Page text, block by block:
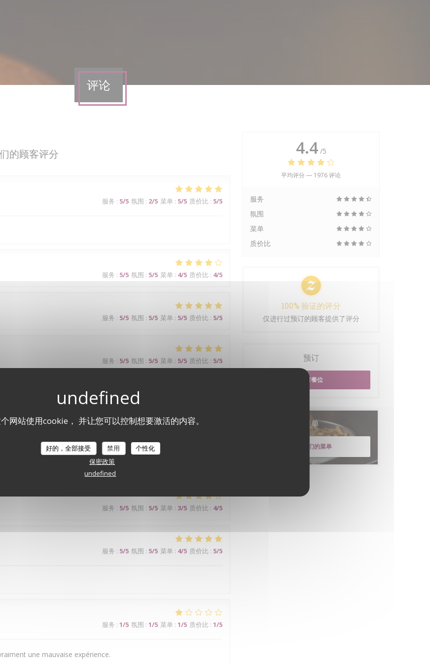
网站使用cookie， 并让您可以控制想要激活的内容。
好的，全部接受 禁用
个性化
保密政策
undefined
评论
的顾客评分
服务 : 5/5 氛围 : 2/5 菜单 : 5/5 质价比 : 5/5
服务 : 5/5 氛围 : 5/5 菜单 : 4/5 质价比 : 4/5
服务 : 5/5 氛围 : 5/5 菜单 : 5/5 质价比 : 5/5
服务 : 5/5 氛围 : 5/5 菜单 : 5/5 质价比 : 5/5
Je recommande
服务 : 5/5 氛围 : 5/5 菜单 : 3/5 质价比 : 4/5
服务 : 5/5 氛围 : 5/5 菜单 : 4/5 质价比 : 5/5
服务 : 1/5 氛围 : 1/5 菜单 : 1/5 质价比 : 1/5
une mauvaise expérience.
4.4 /5
平均评分 — 1976 评论
服务
氛围
菜单
质价比
100% 验证的评分
仅进行过预订的顾客提供了评分
预订
预订餐位
菜单
发现我们的菜单